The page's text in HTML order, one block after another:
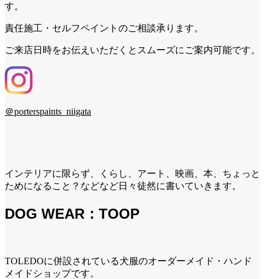
す。
責任施工・セルフペイントのご相談承ります。
ご来店日時をお伝えいただくとスムーズにご案内可能です。
＠porterspaints_niigata
インテリアに限らず、くらし、アート、映画、本、ちょっと
ためになること？などなど日々徒然に書いていきます。
DOG WEAR：TOOP
TOLEDOに併設されている犬服のオーダーメイド・ハンド
メイドショップです。